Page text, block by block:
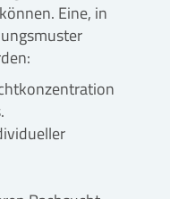
Eine, in